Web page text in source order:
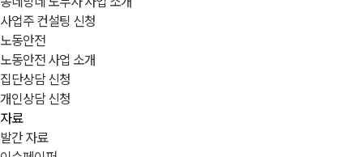
사업주 컨설팅 신청
노동안전
노동안전 사업 소개
집단상담 신청
개인상담 신청
자료
발간 자료